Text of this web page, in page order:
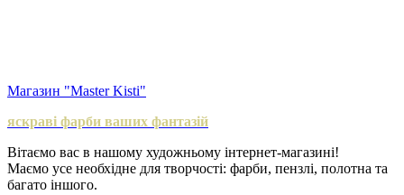
Магазин "Master Kisti"
яскраві фарби ваших фантазій
Вітаємо вас в нашому художньому інтернет-магазині!
Маємо усе необхідне для творчості: фарби, пензлі, полотна та
багато іншого.